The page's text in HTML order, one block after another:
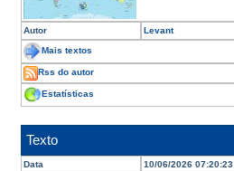
Autor Levant
Mais textos
Rss do autor
Estatísticas
Texto
Data
10/06/2026 07:20:23